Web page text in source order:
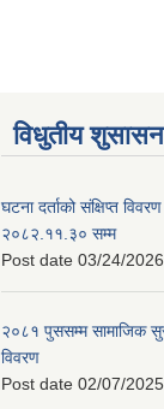
विधुतीय
घटना दर्ताको संक्षिप्त
२०८२.११.३० सम्म
Post date 03/24/
२०८१ पुससम्म सामाजिक
विवरण
Post date 02/07/